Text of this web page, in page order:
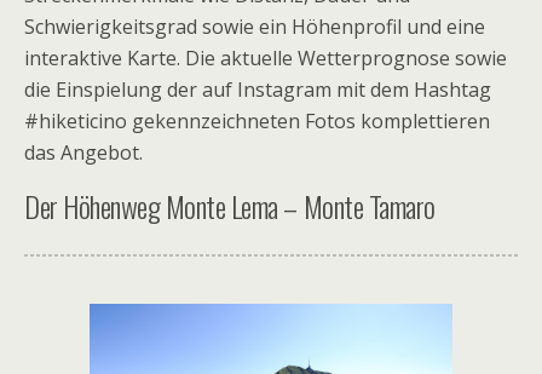
Schwierigkeitsgrad sowie ein Höhenprofil und eine
interaktive Karte. Die aktuelle Wetterprognose sowie
die Einspielung der auf Instagram mit dem Hashtag
#hiketicino gekennzeichneten Fotos komplettieren
das Angebot.
Der Höhenweg Monte Lema – Monte Tamaro